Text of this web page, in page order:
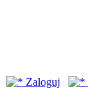
Zaloguj